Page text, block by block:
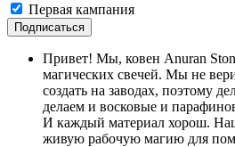
Первая кампания
Подписаться
Привет! Мы, ковен Anuran
магических свечей. Мы не
создать на заводах, поэтому
делаем и восковые и
И каждый материал хорош.
живую рабочую магию для